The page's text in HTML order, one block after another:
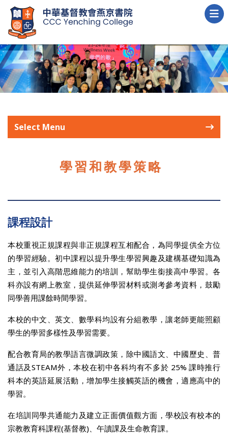
Select Menu
學習和教學策略
課程設計
本校重視正規課程與非正規課程互相配合，為同學提供全方位
的學習經驗。初中課程以提升學生學習興趣及建構基礎知識為
主，並引入高階思維能力的培訓，幫助學生銜接高中學習。各
科亦設有網上教室，提供延伸學習材料或測考參考資料，鼓勵
同學善用課餘時間學習。
本校的中文、英文、數學科均設有分組教學，讓老師更能照顧
學生的學習多樣性及學習需要。
配合教育局的教學語言微調政策，除中國語文、中國歷史、普
通話及STEAM外，本校在初中各科均有不多於 25% 課時推行
科本的英語延展活動，增加學生接觸英語的機會，適應高中的
學習。
在培訓同學共通能力及建立正面價值觀方面，學校設有校本的
宗教教育科課程(基督教)、午讀課及生命教育課。